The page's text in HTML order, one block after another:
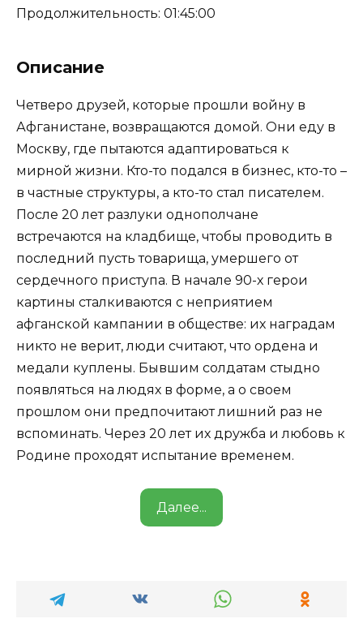
Продолжительность: 01:45:00
Описание
Четверо друзей, которые прошли войну в
Афганистане, возвращаются домой. Они еду в
Москву, где пытаются адаптироваться к
мирной жизни. Кто-то подался в бизнес, кто-то –
в частные структуры, а кто-то стал писателем.
После 20 лет разлуки однополчане
встречаются на кладбище, чтобы проводить в
последний пусть товарища, умершего от
сердечного приступа. В начале 90-х герои
картины сталкиваются с неприятием
афганской кампании в обществе: их наградам
никто не верит, люди считают, что ордена и
медали куплены. Бывшим солдатам стыдно
появляться на людях в форме, а о своем
прошлом они предпочитают лишний раз не
вспоминать. Через 20 лет их дружба и любовь к
Родине проходят испытание временем.
Далее...